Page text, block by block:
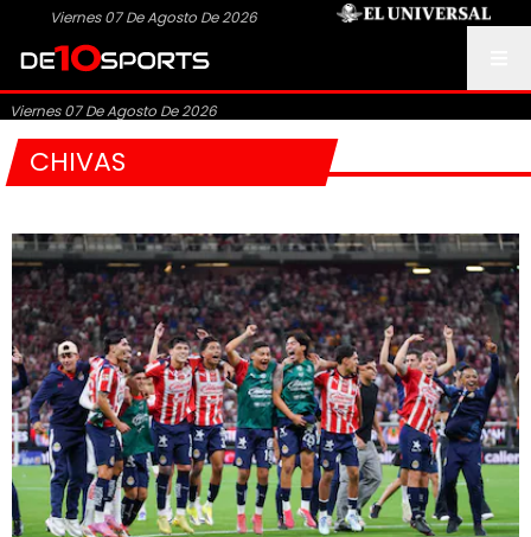
Viernes 07 De Agosto De 2026
Viernes 07 De Agosto De 2026
CHIVAS